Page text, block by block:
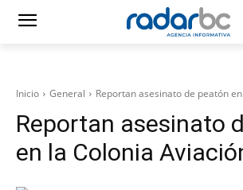
Inicio General Reportan asesinato de peatón
Reportan asesinato
en la Colonia